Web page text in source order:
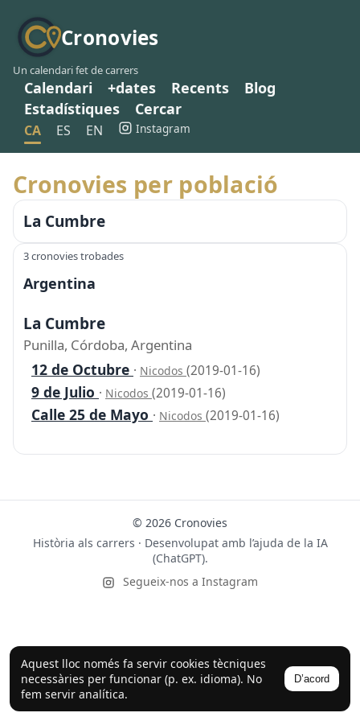
Cronovies
Un calendari fet de carrers
Calendari +dates Recents
Blog
Estadístiques
Cercar
CA ES EN Instagram
Aquest lloc només fa servir cookies tècniques
necessàries per funcionar (p. ex. idioma). No
fem servir analítica.
D’acord
Cronovies per població
La Cumbre
3 cronovies trobades
Argentina
La Cumbre
Punilla, Córdoba, Argentina
12 de Octubre · Nicodos (2019-01-16)
9 de Julio · Nicodos (2019-01-16)
Calle 25 de Mayo · Nicodos (2019-01-16)
© 2026 Cronovies
Història als carrers · Desenvolupat amb l’ajuda de la IA
(ChatGPT).
Segueix-nos a Instagram